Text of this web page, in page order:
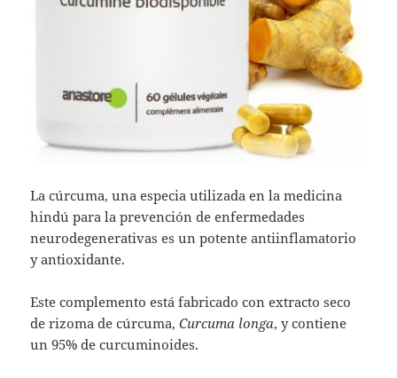
La cúrcuma, una especia utilizada en la medicina
hindú para la prevención de enfermedades
neurodegenerativas es un potente antiinflamatorio
y antioxidante.
Este complemento está fabricado con extracto seco
de rizoma de cúrcuma,Curcuma longa, y contiene
un 95% de curcuminoides.